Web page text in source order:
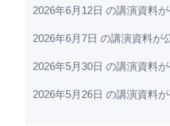
2026年6月12日 の講演資料が
2026年6月7日 の講演資料が
2026年5月30日 の講演資料が
2026年5月26日 の講演資料が